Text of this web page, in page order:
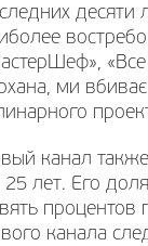
десяти
ми
канал
лет. Его
процентов
канала